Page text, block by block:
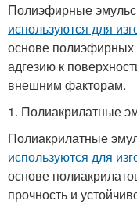
Полиэфирные
используются для
основе
адгезию к
внешним факторам.
1. Полиакрилатные
Полиакрилатные
используются для
основе
прочность и